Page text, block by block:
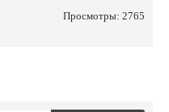
Просмотры: 2765